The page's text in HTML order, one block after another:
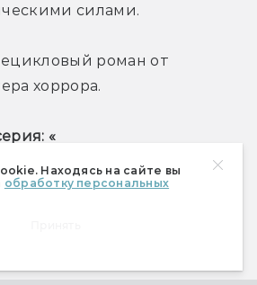
Находясь на сайте вы
обработку персональных
силами.
роман от
хоррора.
«